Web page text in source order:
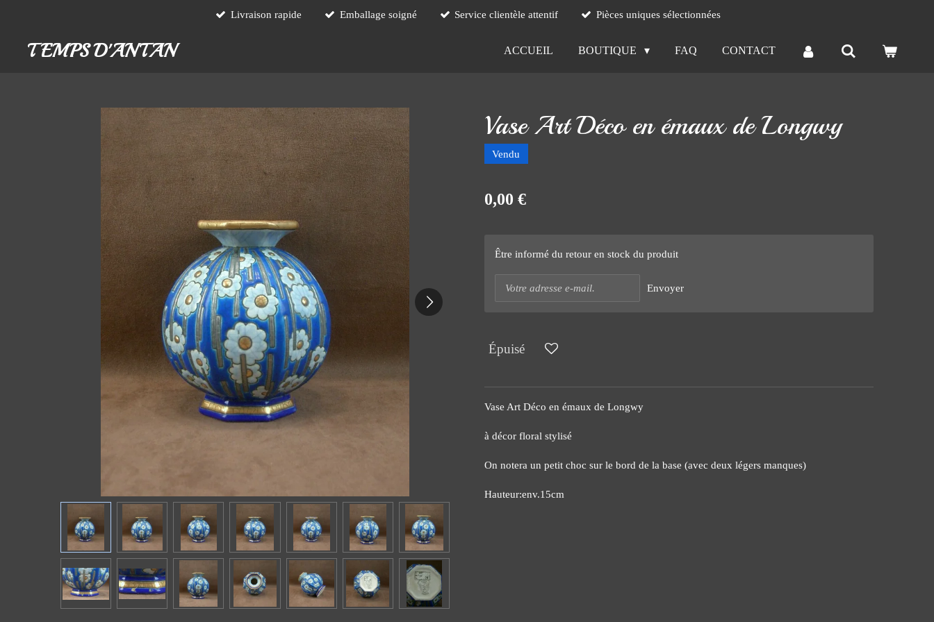
contenu
Livraison rapide Emballage soigné Service clientèle attentif Pièces uniques sélectionnées
TEMPS D'ANTAN ACCUEIL BOUTIQUE FAQ CONTACT
Vase Art Déco en émaux de Longwy
Vendu
0,00 €
Être informé du retour en stock du produit
Envoyer
Épuisé
Vase Art Déco en émaux de Longwy
à décor floral stylisé
On notera un petit choc sur le bord de la base (avec deux légers manques)
Hauteur:env.15cm